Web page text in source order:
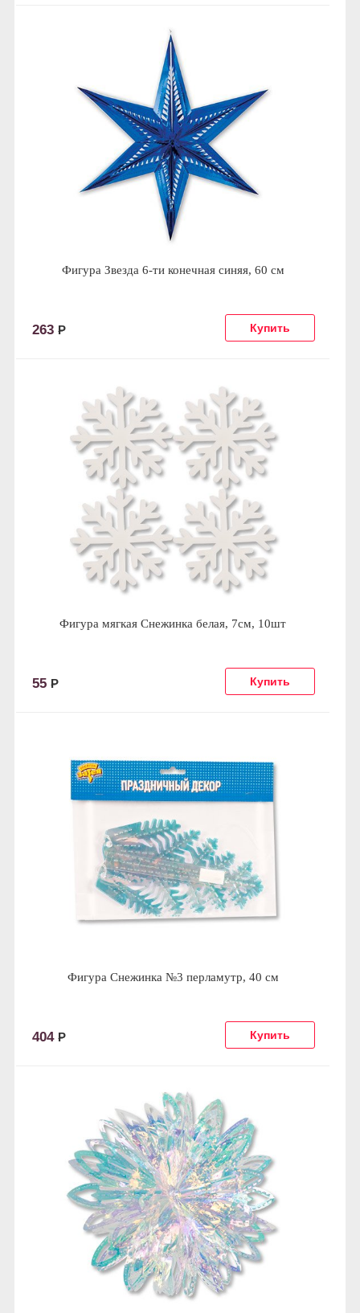
Фигура Звезда 6-ти конечная синяя, 60 см
263 Р
Фигура мягкая Снежинка белая, 7см, 10шт
55 Р
Фигура Снежинка №3 перламутр, 40 см
404 Р